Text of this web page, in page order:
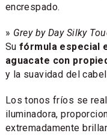
encrespado.
» Grey by Day Silky
Su fórmula especial
aguacate con
y la suavidad del
Los tonos fríos se
iluminadora,
extremadamente